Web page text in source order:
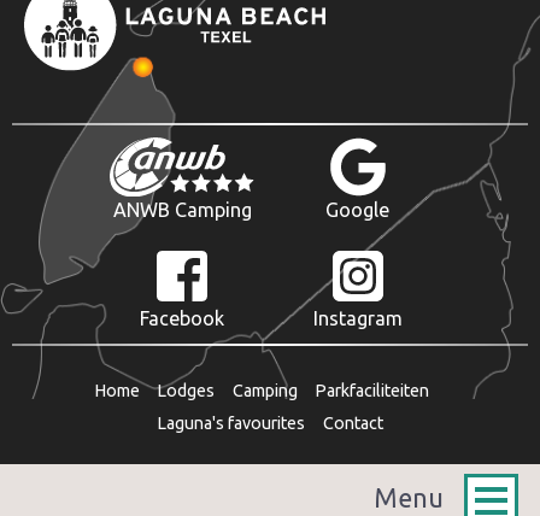
Menu
ANWB Camping Google
Facebook Instagram
Home Lodges Camping
Parkfaciliteiten
Laguna's favourites
Contact